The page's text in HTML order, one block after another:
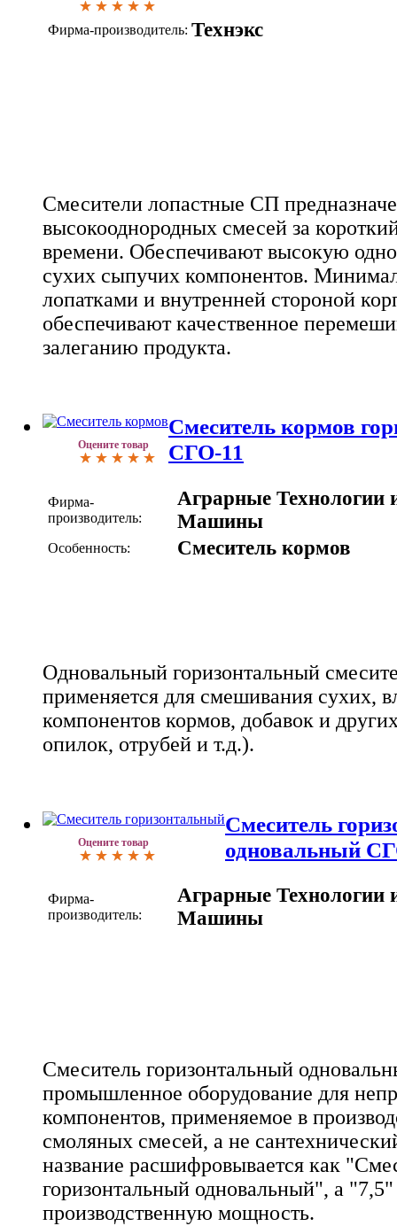
Фирма-производитель: Технэкс
Смесители лопастные СП
высокооднородных смесей за
времени. Обеспечивают высокую
сухих сыпучих компонентов.
лопатками и внутренней стороной
обеспечивают качественное
залеганию продукта.
Оцените товар
Смеситель кормов
СГО-11
Фирма-
производитель:
Аграрные Технологии
Машины
Особенность: Смеситель кормов
Одновальный горизонтальный
применяется для смешивания сухих,
компонентов кормов, добавок и
опилок, отрубей и т.д.).
Оцените товар
Смеситель
одновальный
Фирма-
производитель:
Аграрные Технологии
Машины
Смеситель горизонтальный
промышленное оборудование для
компонентов, применяемое в
смоляных смесей, а не
название расшифровывается как
горизонтальный одновальный", а "7,5"
производственную мощность.